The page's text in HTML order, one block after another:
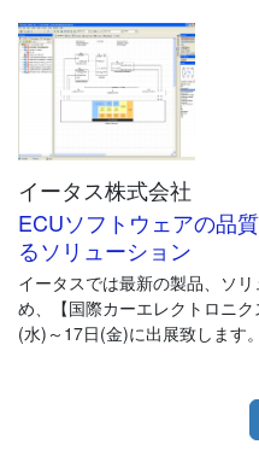
イータス株式会社
ECUソフトウェアの品
るソリューション
イータスでは最新の製品、ソ
め、【国際カーエレクトロニ
(水)～17日(金)に出展致します。
今年は「一歩先の制御ソフト
AUTOSAR、テストシステム